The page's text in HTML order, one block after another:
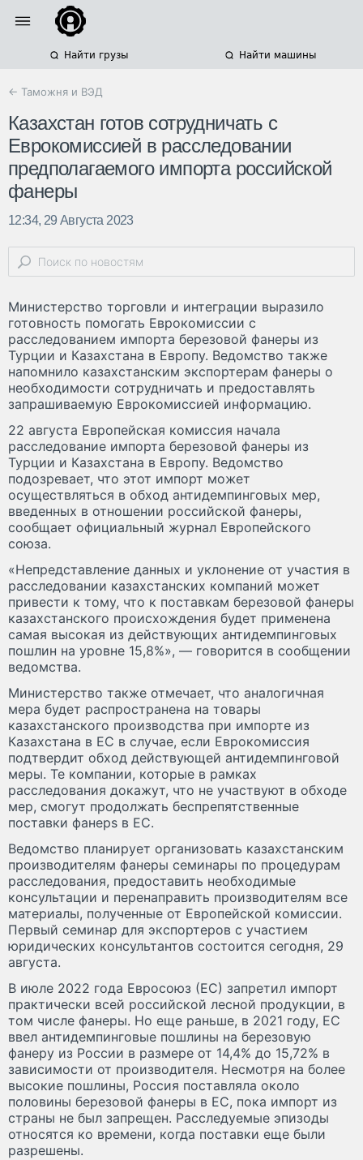
Найти грузы Найти машины
← Таможня и ВЭД
Казахстан готов сотрудничать с
Еврокомиссией в расследовании
предполагаемого импорта российской
фанеры
12:34, 29 Августа 2023
Министерство торговли и интеграции выразило
готовность помогать Еврокомиссии с
расследованием импорта березовой фанеры из
Турции и Казахстана в Европу. Ведомство также
напомнило казахстанским экспортерам фанеры о
необходимости сотрудничать и предоставлять
запрашиваемую Еврокомиссией информацию.
22 августа Европейская комиссия начала
расследование импорта березовой фанеры из
Турции и Казахстана в Европу. Ведомство
подозревает, что этот импорт может
осуществляться в обход антидемпинговых мер,
введенных в отношении российской фанеры,
сообщает официальный журнал Европейского
союза.
«Непредставление данных и уклонение от участия в
расследовании казахстанских компаний может
привести к тому, что к поставкам березовой фанеры
казахстанского происхождения будет применена
самая высокая из действующих антидемпинговых
пошлин на уровне 15,8%», — говорится в сообщении
ведомства.
Министерство также отмечает, что аналогичная
мера будет распространена на товары
казахстанского производства при импорте из
Казахстана в ЕС в случае, если Еврокомиссия
подтвердит обход действующей антидемпинговой
меры. Те компании, которые в рамках
расследования докажут, что не участвуют в обходе
мер, смогут продолжать беспрепятственные
поставки фанерs в ЕС.
Ведомство планирует организовать казахстанским
производителям фанеры семинары по процедурам
расследования, предоставить необходимые
консультации и перенаправить производителям все
материалы, полученные от Европейской комиссии.
Первый семинар для экспортеров с участием
юридических консультантов состоится сегодня, 29
августа.
В июле 2022 года Евросоюз (ЕС) запретил импорт
практически всей российской лесной продукции, в
том числе фанеры. Но еще раньше, в 2021 году, ЕС
ввел антидемпинговые пошлины на березовую
фанеру из России в размере от 14,4% до 15,72% в
зависимости от производителя. Несмотря на более
высокие пошлины, Россия поставляла около
половины березовой фанеры в ЕС, пока импорт из
страны не был запрещен. Расследуемые эпизоды
относятся ко времени, когда поставки еще были
разрешены.